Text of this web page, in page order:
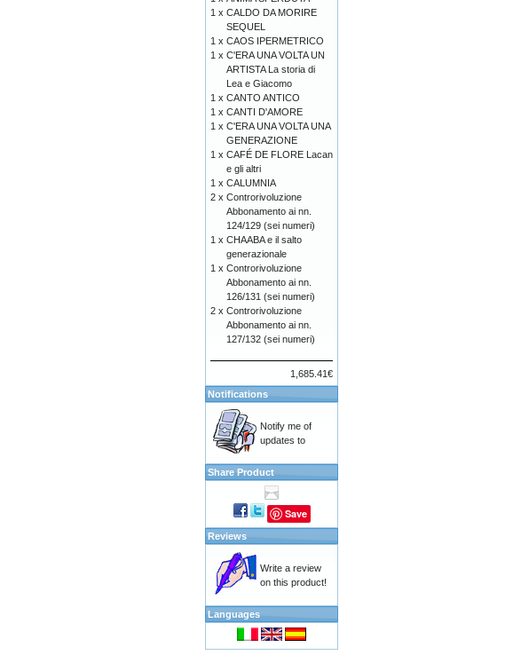
1 x CALDO DA MORIRE
SEQUEL
1 x CAOS IPERMETRICO
1 x C'ERA UNA VOLTA UN
ARTISTA La storia di
Lea e Giacomo
1 x CANTO ANTICO
1 x CANTI D'AMORE
1 x C'ERA UNA VOLTA UNA
GENERAZIONE
1 x CAFÉ DE FLORE Lacan
e gli altri
1 x CALUMNIA
2 x Controrivoluzione
Abbonamento ai nn.
124/129 (sei numeri)
1 x CHAABA e il salto
generazionale
1 x Controrivoluzione
Abbonamento ai nn.
126/131 (sei numeri)
2 x Controrivoluzione
Abbonamento ai nn.
127/132 (sei numeri)
1,685.41€
Notifications
Notify me of
updates to
Share Product
Save
Reviews
Write a review
on this product!
Languages